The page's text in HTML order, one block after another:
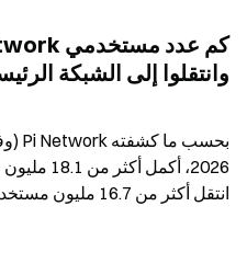
وانتقلوا إلى الشبكة
انتقل أكثر من 16.7 مليون مستخدم إلى الشبكة الرئيسية.